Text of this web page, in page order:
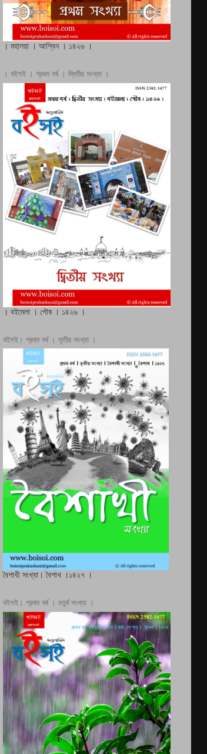
। মহালয়া । আশ্বিন । ১৪২৬ ।
। বইসই । প্রথম বর্ষ । দ্বিতীয় সংখ্যা ।
। বইমেলা । পৌষ । ১৪২৬ ।
বইসই। প্রথম বর্ষ । তৃতীয় সংখ্যা ।
বৈশাখী সংখ্যা। বৈশাখ ।১৪২৭ ।
বইসই। প্রথম বর্ষ । চতুর্থ সংখ্যা ।